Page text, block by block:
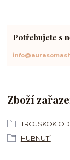
Zboží
TROJSKOK
HUBNUTÍ
Potřebujete s